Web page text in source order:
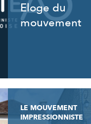
Eloge du
mouvement
LE MOUVEMENT
IMPRESSIONNISTE